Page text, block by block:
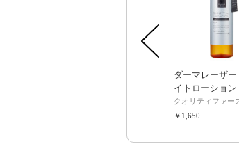
ダーマレーザー
イトローション
クオリティファー
￥1,650